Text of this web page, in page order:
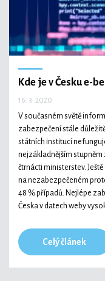
Kde je v Česku e-
16. 3. 2020
V současném světě
zabezpečení stále
státních institucí
nejzákladnějším stupněm
čtrnácti ministerstev.
na nezabezpečeném
48 % případů. Nejlépe
Česka v datech weby
Celý článek